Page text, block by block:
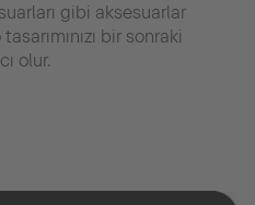
gibi aksesuarlar
bir sonraki
olur.